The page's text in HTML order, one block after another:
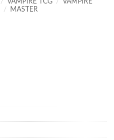
/ VAMPIRE TCG /
VAMPIRE
/ MASTER